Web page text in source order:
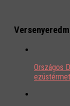
Országos